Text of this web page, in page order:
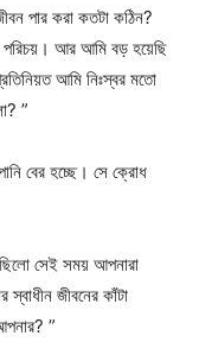
পার করা কতটা কঠিন?
আর আমি বড় হয়েছি
আমি নিঃস্বর মতো
”
বের হচ্ছে। সে ক্রোধ
সেই সময় আপনারা
জীবনের কাঁটা
”